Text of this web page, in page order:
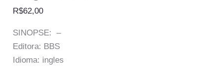
R$62,00
SINOPSE: –
Editora: BBS
Idioma: ingles